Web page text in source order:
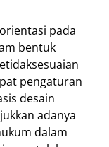
pada
bentuk
pengaturan
desain
adanya
dalam